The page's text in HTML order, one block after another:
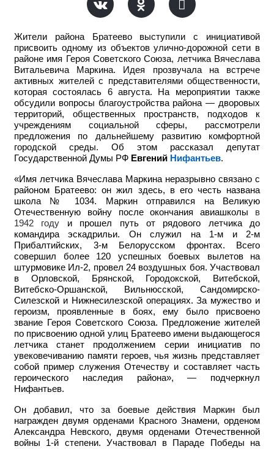
Жители района Братеево выступили с инициативой
присвоить одному из объектов улично-дорожной сети в
районе имя Героя Советского Союза, летчика Вячеслава
Витальевича Маркина. Идея прозвучала на встрече
активных жителей с представителями общественности,
которая состоялась 6 августа. На мероприятии также
обсудили вопросы благоустройства района — дворовых
территорий, общественных пространств, подходов к
учреждениям социальной сферы, рассмотрели
предложения по дальнейшему развитию комфортной
городской среды. Об этом рассказал депутат
Государственной Думы РФ Евгений Нифантьев.
«Имя летчика Вячеслава Маркина неразрывно связано с
районом Братеево: он жил здесь, в его честь названа
школа № 1034. Маркин отправился на Великую
Отечественную войну после окончания авиашколы в
1942 году и прошел путь от рядового летчика до
командира эскадрильи. Он служил на 1-м и 2-м
Прибалтийских, 3-м Белорусском фронтах. Всего
совершил более 120 успешных боевых вылетов на
штурмовике Ил-2, провел 24 воздушных боя. Участвовал
в Орловской, Брянской, Городокской, Витебской,
Витебско-Оршанской, Вильнюсской, Сандомирско-
Силезской и Нижнесилезской операциях. За мужество и
героизм, проявленные в боях, ему было присвоено
звание Героя Советского Союза. Предложение жителей
по присвоению одной улиц Братеево имени выдающегося
летчика станет продолжением серии инициатив по
увековечиванию памяти героев, чья жизнь представляет
собой пример служения Отечеству и составляет часть
героического наследия района», — подчеркнул
Нифантьев.
Он добавил, что за боевые действия Маркин был
награжден двумя орденами Красного Знамени, орденом
Александра Невского, двумя орденами Отечественной
войны 1-й степени. Участвовал в Параде Победы на